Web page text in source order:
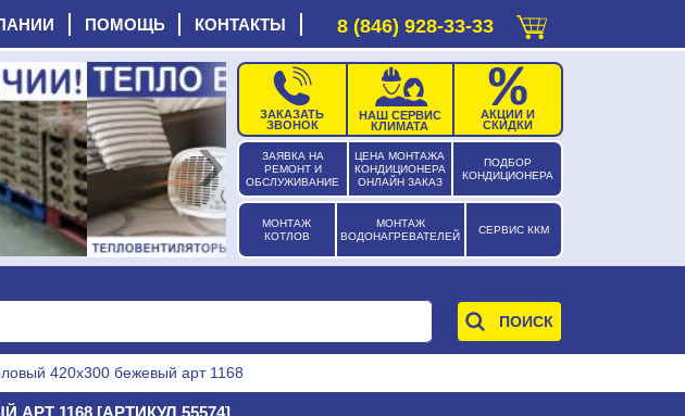
ПОМОЩЬ КОНТАКТЫ 8 (846) 928-33-33
ЗАЯВКА НА
РЕМОНТ И
ОБСЛУЖИВАНИЕ
ЦЕНА МОНТАЖА
КОНДИЦИОНЕРА
ОНЛАЙН ЗАКАЗ
ПОДБОР
КОНДИЦИОНЕРА
МОНТАЖ
КОТЛОВ
МОНТАЖ
ВОДОНАГРЕВАТЕЛЕЙ
СЕРВИС ККМ
ЗАКАЗАТЬ
ЗВОНОК
НАШ СЕРВИС
КЛИМАТА
АКЦИИ И
СКИДКИ
›
420х300 бежевый арт 1168
1168 [АРТИКУЛ 55574]